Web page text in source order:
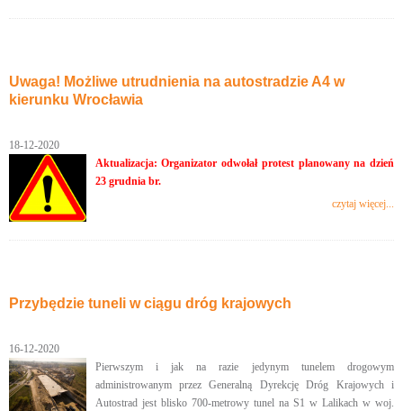
Uwaga! Możliwe utrudnienia na autostradzie A4 w
kierunku Wrocławia
18-12-2020
Aktualizacja: Organizator odwołał protest planowany na dzień
23 grudnia br.
czytaj więcej...
Przybędzie tuneli w ciągu dróg krajowych
16-12-2020
Pierwszym i jak na razie jedynym tunelem drogowym
administrowanym przez Generalną Dyrekcję Dróg Krajowych i
Autostrad jest blisko 700-metrowy tunel na S1 w Lalikach w woj.